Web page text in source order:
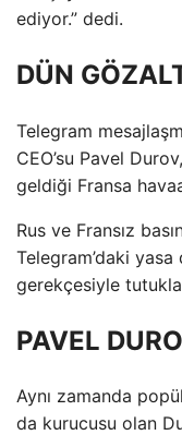
ediyor.” dedi.
DÜN
Telegram
CEO’su Pavel
geldiği Fransa
Rus ve Fransız
Telegram’daki yasa
gerekçesiyle
PAVEL
Aynı zamanda
da kurucusu olan